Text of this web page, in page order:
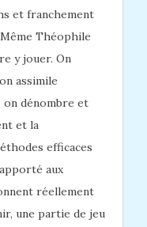
et franchement
Théophile
y jouer. On
assimile
on dénombre et
et la
efficaces
aux
réellement
une partie de jeu